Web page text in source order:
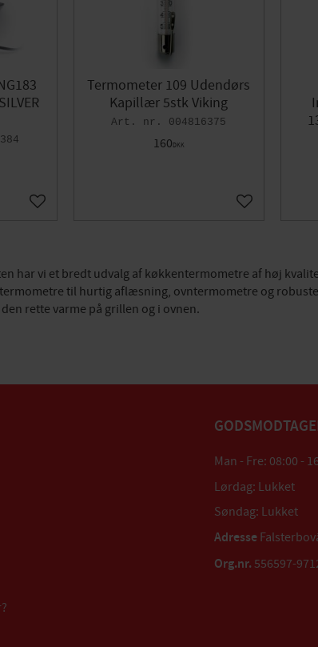
Gem som favorit
Termometer 109 Udendørs
Kapillær 5stk Viking
004816375
160DKK
Gem som
har vi et bredt udvalg af køkkentermometre af høj
til hurtig aflæsning, ovntermometre og
rette varme på grillen og i ovnen.
Man - Fre: 08:00 -
Lørdag: Lukket
Søndag: Lukket
Adresse
Org.nr. 556597-